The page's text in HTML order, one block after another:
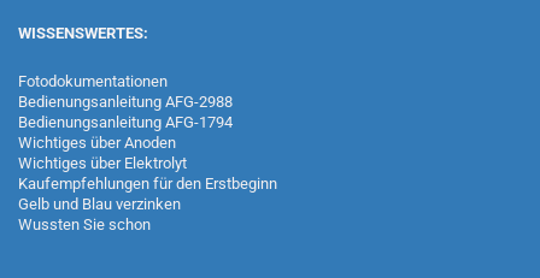
WISSENSWERTES:
Fotodokumentationen
Bedienungsanleitung AFG-2988
Bedienungsanleitung AFG-1794
Wichtiges über Anoden
Wichtiges über Elektrolyt
Kaufempfehlungen für den Erstbeginn
Gelb und Blau verzinken
Wussten Sie schon